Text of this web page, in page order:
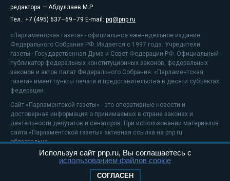
редактора — Абдуллаев М.Р.
Тел.: +7 (495) 637–69–79 E-mail: pg@pnp.ru
«Парламентская газета» - официальное еженедельное издание
Федерального Собрания РФ. Издается с 1997 года. Учредители
газеты - Государственная Дума и Совет Федерации РФ. Официальный
публикатор федеральных конституционных законов, федеральных
законов и актов палат Федерального Собрания. «Парламентская
газета» имеет пункты печати и представительства в десяти субъектах
федерации.
Сайт «Парламентской газеты» - это оперативные новости и
достоверная информация о принимаемых в стране законах и
деятельности депутатов и сенаторов. При использовании материалов
сайта «Парламентской газеты» активная ссылка на pnp.ru
обязательна.
На информационном ресурсе применяютсярекомендательные
Положение о защите персональных данных
Используя сайт pnp.ru, Вы соглашаетесь с
использованием файлов cookie
СОГЛАСЕН